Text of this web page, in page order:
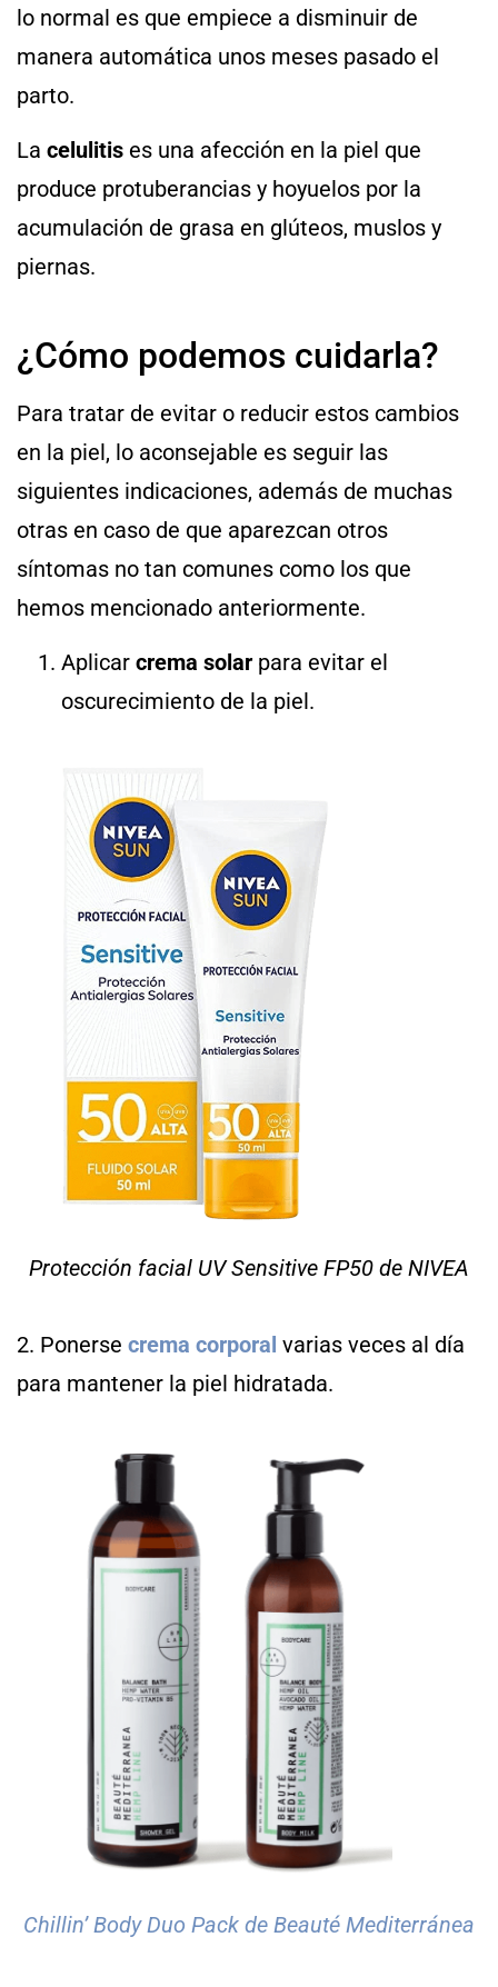
lo normal es que empiece a disminuir de
manera automática unos meses pasado el
parto.
La celulitis es una afección en la piel que
produce protuberancias y hoyuelos por la
acumulación de grasa en glúteos, muslos y
piernas.
¿Cómo podemos cuidarla?
Para tratar de evitar o reducir estos cambios
en la piel, lo aconsejable es seguir las
siguientes indicaciones, además de muchas
otras en caso de que aparezcan otros
síntomas no tan comunes como los que
hemos mencionado anteriormente.
Aplicar crema solar para evitar el
oscurecimiento de la piel.
Protección facial UV Sensitive FP50 de NIVEA
2. Ponerse crema corporal varias veces al día
para mantener la piel hidratada.
Chillin’ Body Duo Pack de Beauté Mediterránea